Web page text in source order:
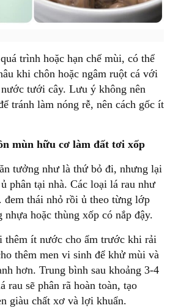
trình hoặc hạn chế mùi, có thể
khi chôn hoặc ngâm ruột cá với
tưới cây. Lưu ý không nên
tránh làm nóng rễ, nên cách gốc ít
mùn hữu cơ làm đất tơi xốp
tưởng như là thứ bỏ đi, nhưng lại
phân tại nhà. Các loại lá rau như
thái nhỏ rồi ủ theo từng lớp
nhựa hoặc thùng xốp có nắp đậy.
ít nước cho ẩm trước khi rải
thêm men vi sinh để khử mùi và
hơn. Trung bình sau khoảng 3-4
rau sẽ phân rã hoàn toàn, tạo
giàu chất xơ và lợi khuẩn.